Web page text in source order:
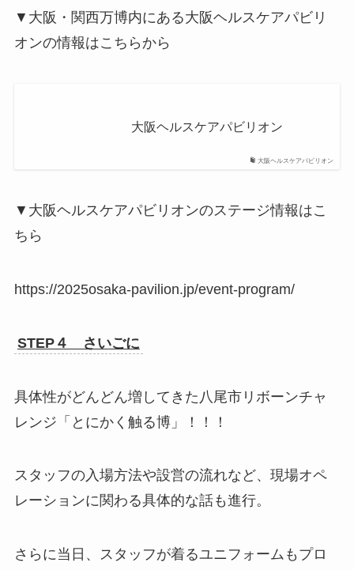
▼大阪・関西万博内にある大阪ヘルスケアパビリ
オンの情報はこちらから
大阪ヘルスケアパビリオン
大阪ヘルスケアパビリオン
▼大阪ヘルスケアパビリオンのステージ情報はこ
ちら
https://2025osaka-pavilion.jp/event-program/
STEP４ さいごに
具体性がどんどん増してきた八尾市リボーンチャ
レンジ「とにかく触る博」！！！
スタッフの入場方法や設営の流れなど、現場オペ
レーションに関わる具体的な話も進行。
さらに当日、スタッフが着るユニフォームもプロ